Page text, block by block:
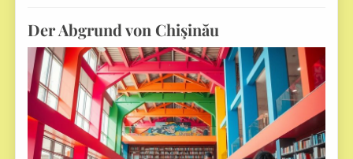
Der Abgrund von Chişinău